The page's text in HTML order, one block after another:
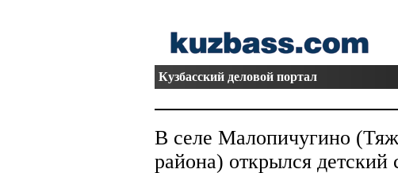
Кузбасский деловой портал
В селе Малопичугино
района) открылся детский